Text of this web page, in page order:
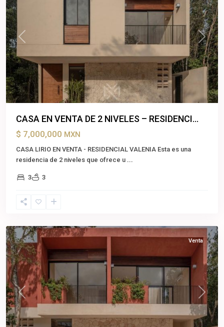
Previous Next
CASA EN VENTA DE 2 NIVELES – RESIDENCI...
$ 7,000,000 MXN
CASA LIRIO EN VENTA - RESIDENCIAL VALENIA Esta es una
residencia de 2 niveles que ofrece u ...
3 3
Playa
Carmen,
Previous Next
Venta